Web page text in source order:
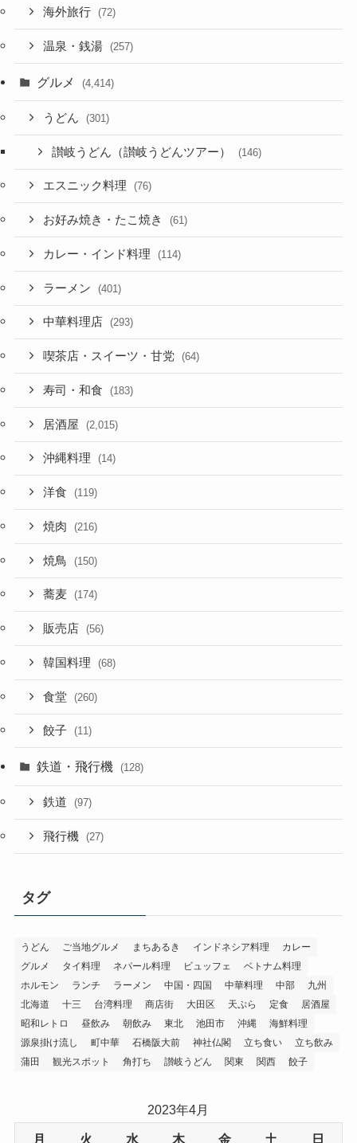
海外旅行 (72)
温泉・銭湯 (257)
グルメ (4,414)
うどん (301)
讃岐うどん（讃岐うどんツアー） (146)
エスニック料理 (76)
お好み焼き・たこ焼き (61)
カレー・インド料理 (114)
ラーメン (401)
中華料理店 (293)
喫茶店・スイーツ・甘党 (64)
寿司・和食 (183)
居酒屋 (2,015)
沖縄料理 (14)
洋食 (119)
焼肉 (216)
焼鳥 (150)
蕎麦 (174)
販売店 (56)
韓国料理 (68)
食堂 (260)
餃子 (11)
鉄道・飛行機 (128)
鉄道 (97)
飛行機 (27)
タグ
うどん ご当地グルメ まちあるき インドネシア料理
カレー
グルメ
タイ料理 ネパール料理 ビュッフェ
ベトナム料理
ホルモン
ランチ ラーメン 中国・四国 中華料理 中部
九州
北海道
十三 台湾料理 商店街 大田区 天ぷら 定食
居酒屋
昭和レトロ
昼飲み 朝飲み 東北 池田市 沖縄
海鮮料理
源泉掛け流し
町中華 石橋阪大前 神社仏閣 立ち食い
立ち飲み
蒲田
観光スポット 角打ち 讃岐うどん 関東 関西 餃子
2023年4月
月 火 水 木 金 土 日